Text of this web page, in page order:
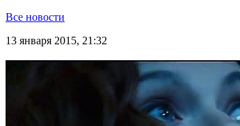
Все новости
13 января 2015, 21:32